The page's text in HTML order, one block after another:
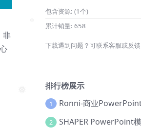
非
包含资源: (1个)
累计销量: 658
下载遇到问题？可联系客服或反馈
排行榜展示
1
2